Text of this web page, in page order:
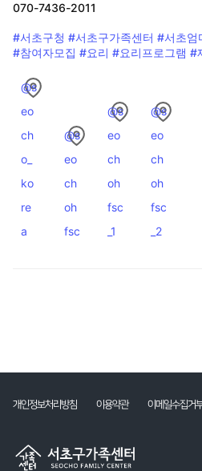
070-7436-2011
#서초구청 #서초구가족센터 #서초엄
#참여자모집 #요리 #요리프로그램 #
@s
eo
ch
o_
ko
re
a
@s
eo
ch
oh
fsc
@s
eo
ch
oh
fsc
_1
@s
eo
ch
oh
fsc
_2
개인정보처리방침 이용약관 이메일수집거